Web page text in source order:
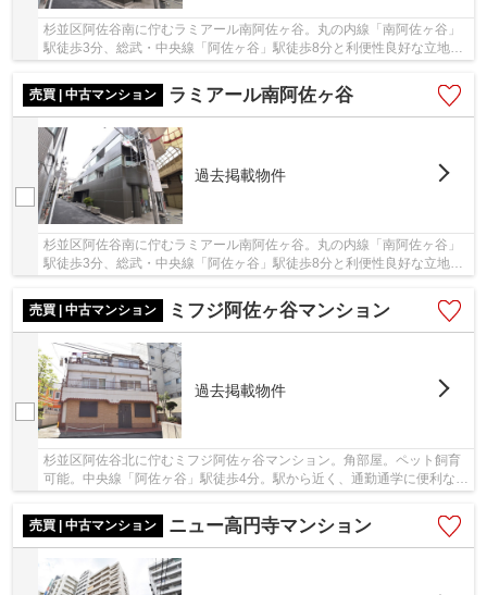
杉並区阿佐谷南に佇むラミアール南阿佐ヶ谷。丸の内線「南阿佐ヶ谷」
駅徒歩3分、総武・中央線「阿佐ヶ谷」駅徒歩8分と利便性良好な立地で
売買 | 中古マンション
ラミアール南阿佐ヶ谷
過去掲載物件
杉並区阿佐谷南に佇むラミアール南阿佐ヶ谷。丸の内線「南阿佐ヶ谷」
駅徒歩3分、総武・中央線「阿佐ヶ谷」駅徒歩8分と利便性良好な立地で
売買 | 中古マンション
ミフジ阿佐ヶ谷マンション
過去掲載物件
杉並区阿佐谷北に佇むミフジ阿佐ヶ谷マンション。角部屋。ペット飼育
可能。中央線「阿佐ヶ谷」駅徒歩4分。駅から近く、通勤通学に便利な立
売買 | 中古マンション
ニュー高円寺マンション